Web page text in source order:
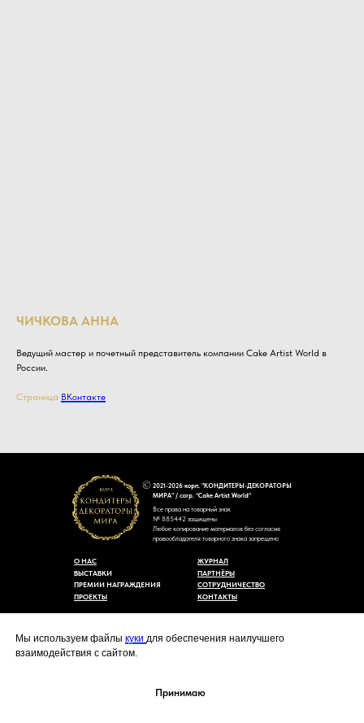
Мы используем файлы куки для обеспечения наилучшего
взаимодействия с сайтом.
Принимаю
ЧИЧКОВА АННА
Ведущий мастер и почетный представитель компании Cake Artist World в
России.
Страница ВКонтакте
2021-2026 корп. "КОНДИТЕРЫ-ДЕКОРАТОРЫ
МИРА" / corp. “Cake Artist World”
Все права на товарный знак
№ 885442 защищены
Любое копирование материалов без согласия
правообладателя товарного знака запрещено
cakeartistworld@mail.ru
КОНТАКТЫ
СОТРУДНИЧЕСТВО
ЖУРНАЛ
ПАРТНЁРЫ
ПРЕМИИ НАГРАЖДЕНИЯ
ПРОЕКТЫ
ВЫСТАВКИ
О НАС
Политика конфиденциальности
Согласие на обработку персональных данных